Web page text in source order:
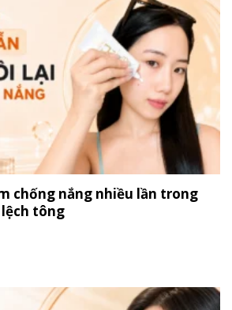
chống nắng nhiều lần trong
tông